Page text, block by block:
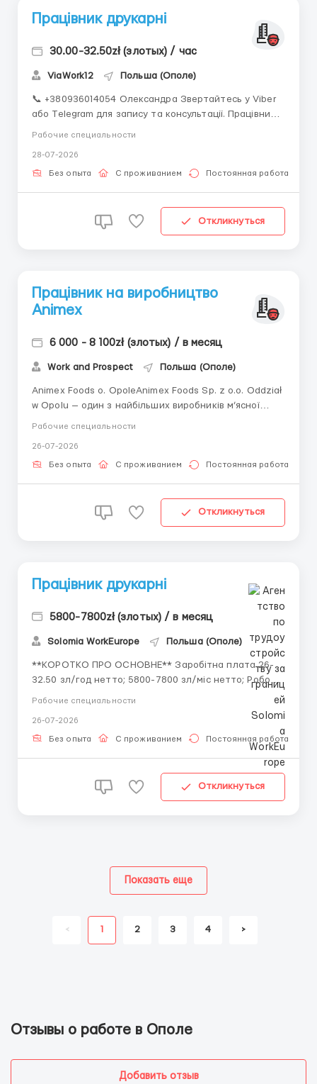
Працівник друкарні
30.00-32.50zł (злотых) / час
ViaWork12 Польша (Ополе)
📞 +380936014054 Олександра Звертайтесь у Viber
або Telegram для запису та консультації. Працівник
друкарні Сучасна типографія, що спеціалізується на
роботи: Gogolin (15 км від Opole). Ставка: 💸pomocnik
operatora - 30 zł netto, 💸pomocnik druka...
Рабочие специальности
28-07-2026
Без опыта С проживанием Постоянная работа
Откликнуться
Працівник на виробництво
Animex
6 000 - 8 100zł (злотых) / в месяц
Work and Prospect Польша (Ополе)
Animex Foods o. OpoleAnimex Foods Sp. z o.o. Oddział
w Opolu — один з найбільших виробників м’ясної
продукції в Польщі. Компанія має декілька
обробки, пакування, переробки м’яса та
виготовлення продуктів. За детальною інформац...
Рабочие специальности
26-07-2026
Без опыта С проживанием Постоянная работа
Откликнуться
Працівник друкарні
5800-7800zł (злотых) / в месяц
Solomia WorkEurope Польша (Ополе)
**КОРОТКО ПРО ОСНОВНЕ** Заробітна плата 26-
32.50 зл/год нетто; 5800-7800 зл/міс нетто; Робота
по 8 год/день; Для чоловіків від 22 до 47 років; Біо
працевлаштування за договором Umowa Zlecenie;
Проживання 500 зл; Gogolin (15 км від Opole). За ...
Рабочие специальности
26-07-2026
Без опыта С проживанием Постоянная работа
Откликнуться
< 1 2 3 4 >
Показать еще
Отзывы о работе в Ополе
Добавить отзыв